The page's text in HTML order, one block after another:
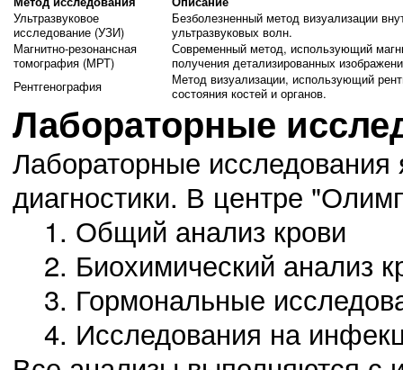
Ультразвуковое
исследование (УЗИ)
Безболезненный метод визуализации
ультразвуковых волн.
Магнитно-резонансная
томография (МРТ)
Современный метод, использующий
получения детализированных
Рентгенография
Метод визуализации, использующий
состояния костей и органов.
Лабораторные
Лабораторные
диагностики. В центре
Общий анализ крови
Биохимический анализ
Гормональные
Исследования на